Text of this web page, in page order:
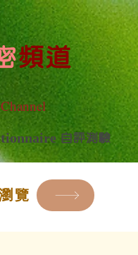
頻道
自評測驗
覽